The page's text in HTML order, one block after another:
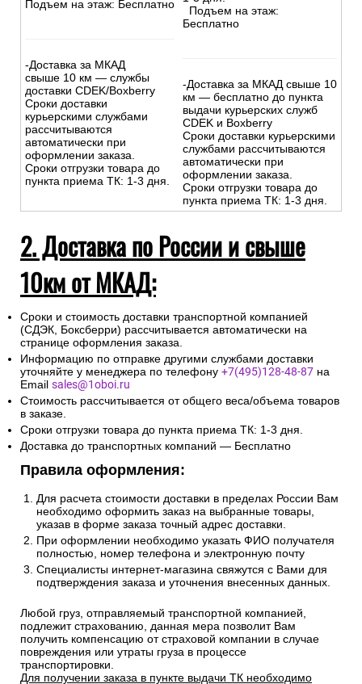
Подъем на этаж: Бесплатно
-Доставка за МКАД
свыше 10 км — службы
доставки CDEK/Boxberry
Сроки доставки
курьерскими службами
рассчитываются
автоматически при
оформлении заказа.
Сроки отгрузки товара до
пункта приема ТК: 1-3 дня.
Подъем на этаж:
Бесплатно
-Доставка за МКАД свыше 10
км — бесплатно до пункта
выдачи курьерских служб
CDEK и Boxberry
Сроки доставки курьерскими
службами рассчитываются
автоматически при
оформлении заказа.
Сроки отгрузки товара до
пункта приема ТК: 1-3 дня.
2. Доставка по России и свыше
10км от МКАД:
Сроки и стоимость доставки транспортной компанией
(СДЭК, Боксберри) рассчитывается автоматически на
странице оформления заказа.
Информацию по отправке другими службами доставки
уточняйте у менеджера по телефону +7(495)128-48-87 на
Email sales@1oboi.ru
Стоимость рассчитывается от общего веса/объема товаров
в заказе.
Сроки отгрузки товара до пункта приема ТК: 1-3 дня.
Доставка до транспортных компаний — Бесплатно
Правила оформления:
Для расчета стоимости доставки в пределах России Вам
необходимо оформить заказ на выбранные товары,
указав в форме заказа точный адрес доставки.
При оформлении необходимо указать ФИО получателя
полностью, номер телефона и электронную почту
Специалисты интернет-магазина свяжутся с Вами для
подтверждения заказа и уточнения внесенных данных.
Любой груз, отправляемый транспортной компанией,
подлежит страхованию, данная мера позволит Вам
получить компенсацию от страховой компании в случае
повреждения или утраты груза в процессе
транспортировки.
Для получении заказа в пункте выдачи ТК необходимо